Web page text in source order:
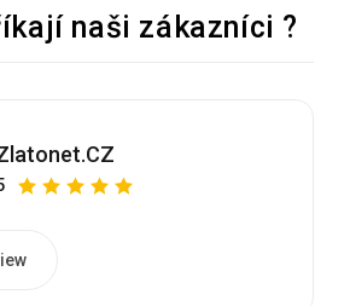
naši zákazníci ?